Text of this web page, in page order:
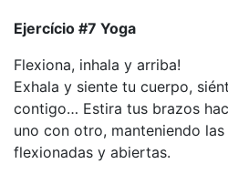
Ejercício #7 Yoga
Flexiona, inhala y arriba!
Exhala y siente tu cuerpo,
contigo… Estira tus brazos
uno con otro, manteniendo
flexionadas y abiertas.